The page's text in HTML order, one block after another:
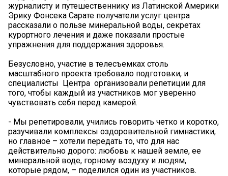
журналисту и путешественнику из Латинской Америки
Эрику Фонсека Сарате получатели услуг центра
рассказали о пользе минеральной воды, секретах
курортного лечения и даже показали простые
упражнения для поддержания здоровья.
Безусловно, участие в телесъемках столь
масштабного проекта требовало подготовки, и
специалисты Центра организовали репетиции для
того, чтобы каждый из участников мог уверенно
чувствовать себя перед камерой.
- Мы репетировали, учились говорить четко и коротко,
разучивали комплексы оздоровительной гимнастики,
но главное – хотели передать то, что для нас
действительно дорого: любовь к нашей земле, ее
минеральной воде, горному воздуху и людям,
которые рядом, – поделился один из участников.